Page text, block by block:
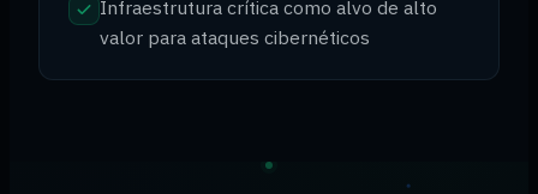
Infraestrutura crítica como alvo de alto
valor para ataques cibernéticos